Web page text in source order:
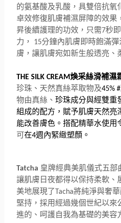
的氨基酸及乳酸，具雙倍抗氧
卓效修復肌膚補濕屏障的效果
昇後續護理的功效，只需7秒
力，
15分鐘內肌膚即時飽滿
膚， 讓肌膚宛如新生般透亮、
THE SILK CREAM煥采絲滑補濕
珍珠、 天然真絲萃取物及45% #
物由真絲、 珍珠成分與經雙重
組成的配方，賦予肌膚天然亮
能改善膚色。搭配精華水使用
可在4週內緊緻塑顏。
Tatcha 皇牌經典美肌儀式五部
讓肌膚日夜都得以保持柔軟、
美地展現了Tacha將純淨與奢
堅持， 採用經過幾個世紀以來
進的、呵護自我為基礎的美容